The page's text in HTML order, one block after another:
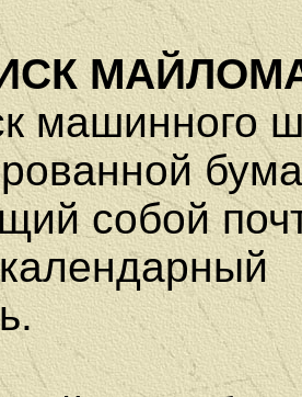
машинного
собой